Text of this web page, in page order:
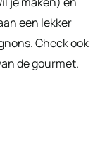
een lekker
Check ook
de gourmet.